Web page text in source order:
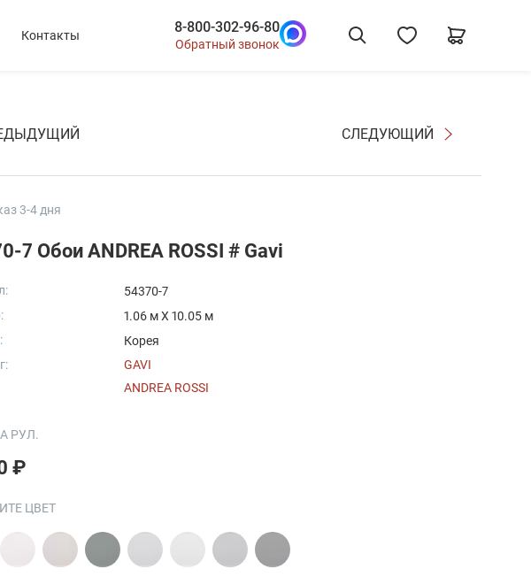
Контакты 8-800-302-96-80
Обратный звонок
СЛЕДУЮЩИЙ
3-4 дня
7 Обои ANDREA ROSSI # Gavi
54370-7
1.06 м X 10.05 м
Корея
GAVI
ANDREA ROSSI
РУЛ.
₽
ЦВЕТ